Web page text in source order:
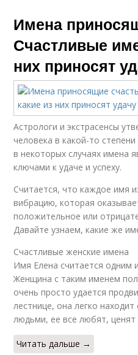
Имена
Счастливые
них приносят
Астрологи и экстрасенсы
человека в какой-то
в некоторых случаях имена
ключами к удаче и успеху.
Считается, что каждое имя
вибрацию, которая
положительное или
Давайте узнаем, какие же
Счастливые женские имена
Имя Елена считается одним
Женщина с таким именем
очень просто удается
лестнице, она легко
людьми, ее все любят,
Читать дальше →